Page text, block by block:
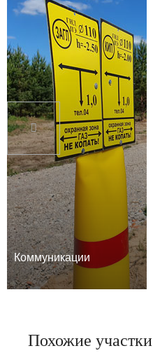
Коммуникации
Похожие участки